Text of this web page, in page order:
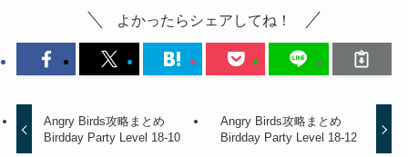
よかったらシェアしてね！
Angry Birds攻略まとめ
Birdday Party Level 18-10
Angry Birds攻略まとめ
Birdday Party Level 18-12